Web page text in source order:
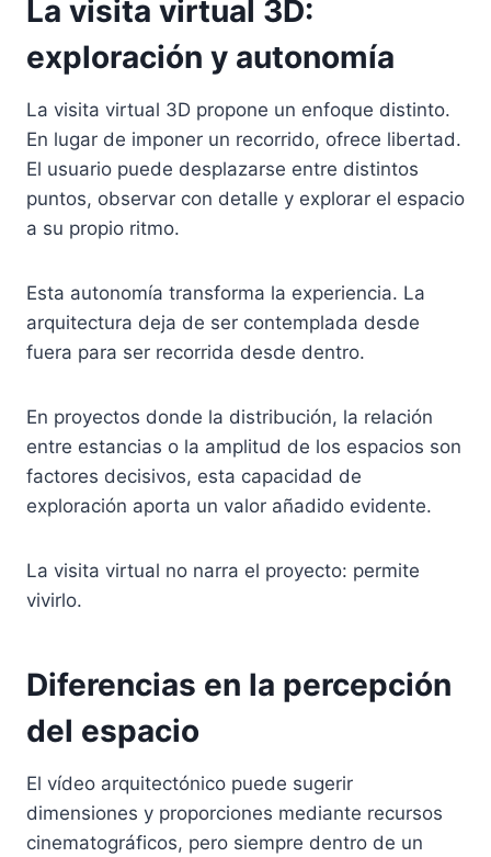
La visita virtual 3D:
exploración y autonomía
La visita virtual 3D propone un enfoque distinto.
En lugar de imponer un recorrido, ofrece libertad.
El usuario puede desplazarse entre distintos
puntos, observar con detalle y explorar el espacio
a su propio ritmo.
Esta autonomía transforma la experiencia. La
arquitectura deja de ser contemplada desde
fuera para ser recorrida desde dentro.
En proyectos donde la distribución, la relación
entre estancias o la amplitud de los espacios son
factores decisivos, esta capacidad de
exploración aporta un valor añadido evidente.
La visita virtual no narra el proyecto: permite
vivirlo.
Diferencias en la percepción
del espacio
El vídeo arquitectónico puede sugerir
dimensiones y proporciones mediante recursos
cinematográficos, pero siempre dentro de un